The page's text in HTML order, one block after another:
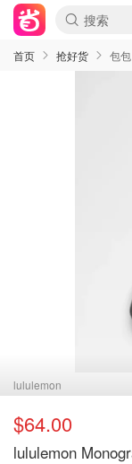
首页 抢好货 包包
lululemon
$64.00
lululemon